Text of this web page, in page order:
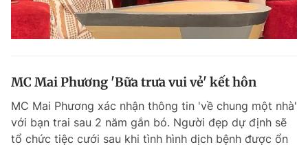
MC Mai Phương 'Bữa trưa vui vẻ' kết hôn
MC Mai Phương xác nhận thông tin 'về chung một nhà'
với bạn trai sau 2 năm gắn bó. Người đẹp dự định sẽ
tổ chức tiệc cưới sau khi tình hình dịch bệnh được ổn